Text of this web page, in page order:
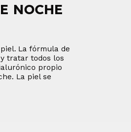
NOCHE
La fórmula de
tratar todos los
propio
La piel se